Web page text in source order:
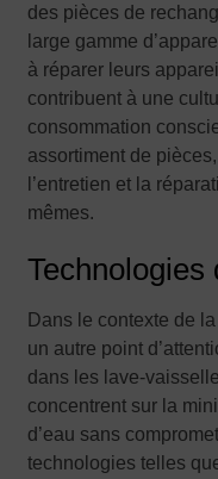
des pièces de
large gamme
à réparer leurs
contribuent à une
consommation
assortiment de
l’entretien et la
mêmes.
Technologies
Dans le contexte de
un autre point
dans les lave-
concentrent sur la
d’eau sans
technologies telles